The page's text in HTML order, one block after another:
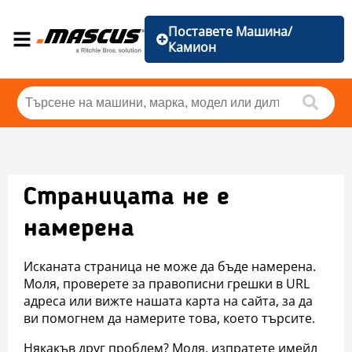
Поставете Машина/
Камион
Страницата не е
намерена
Исканата страница не може да бъде намерена.
Моля, проверете за правописни грешки в URL
адреса или вижте нашата карта на сайта, за да
ви помогнем да намерите това, което търсите.
Някакъв друг проблем? Моля, изпратете имейл